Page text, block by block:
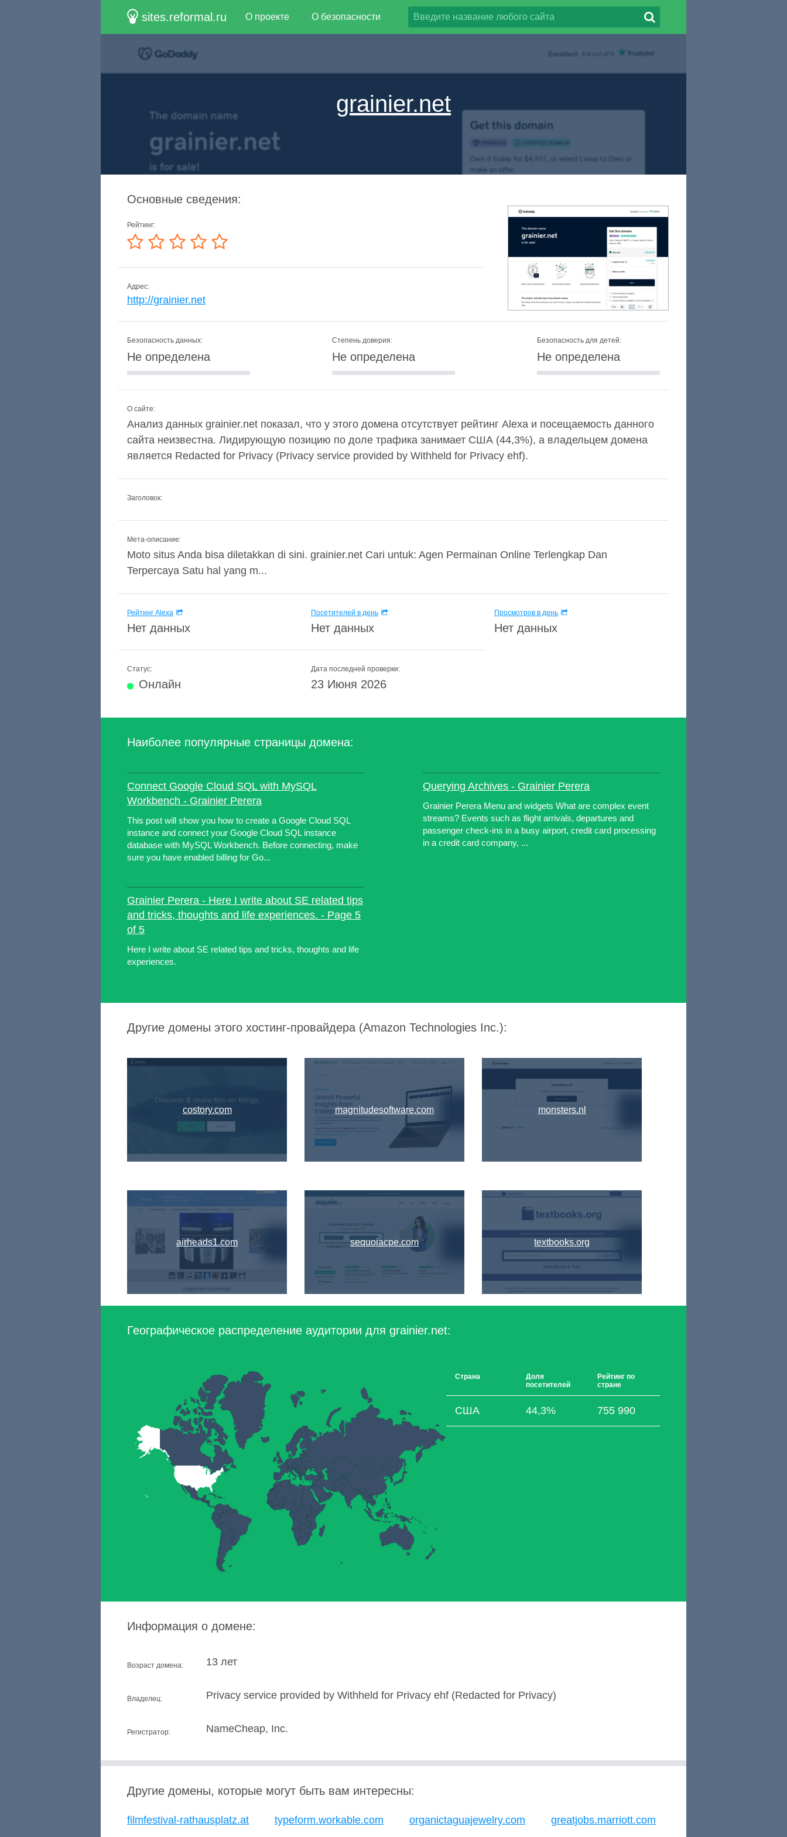
sites.reformal.ru О проекте О безопасности
grainier.net
Основные сведения:
Рейтинг:
Адрес:
http://grainier.net
Безопасность данных:
Не определена
Степень доверия:
Не определена
Безопасность для детей:
Не определена
О сайте:
Анализ данных grainier.net показал, что у этого домена отсутствует рейтинг Alexa и посещаемость данного
сайта неизвестна. Лидирующую позицию по доле трафика занимает США (44,3%), а владельцем домена
является Redacted for Privacy (Privacy service provided by Withheld for Privacy ehf).
Заголовок:
Мета-описание:
Moto situs Anda bisa diletakkan di sini. grainier.net Cari untuk: Agen Permainan Online Terlengkap Dan
Terpercaya Satu hal yang m...
Рейтинг Alexa
Нет данных
Посетителей в день
Нет данных
Просмотров в день
Нет данных
Статус:
Онлайн
Дата последней проверки:
23 Июня 2026
Наиболее популярные страницы домена:
Connect Google Cloud SQL with MySQL
Workbench - Grainier Perera
This post will show you how to create a Google Cloud SQL
instance and connect your Google Cloud SQL instance
database with MySQL Workbench. Before connecting, make
sure you have enabled billing for Go...
Grainier Perera - Here I write about SE related tips
and tricks, thoughts and life experiences. - Page 5
of 5
Here I write about SE related tips and tricks, thoughts and life
experiences.
Querying Archives - Grainier Perera
Grainier Perera Menu and widgets What are complex event
streams? Events such as flight arrivals, departures and
passenger check-ins in a busy airport, credit card processing
in a credit card company, ...
Другие домены этого хостинг-провайдера (Amazon Technologies Inc.):
costory.com
airheads1.com
magnitudesoftware.com
sequoiacpe.com
monsters.nl
textbooks.org
Географическое распределение аудитории для grainier.net:
Страна
Доля
посетителей
Рейтинг по
стране
США 44,3% 755 990
Информация о домене:
Возраст домена: 13 лет
Владелец: Privacy service provided by Withheld for Privacy ehf (Redacted for Privacy)
Регистратор: NameCheap, Inc.
Другие домены, которые могут быть вам интересны:
filmfestival-rathausplatz.at typeform.workable.com organictaguajewelry.com
greatjobs.marriott.com